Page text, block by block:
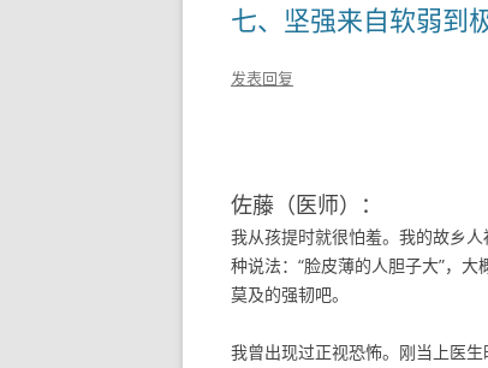
七、坚强来自软弱到
发表回复
佐藤（医师）：
我从孩提时就很怕羞。我的故乡
种说法：“脸皮薄的人胆子大”，
莫及的强韧吧。
我曾出现过正视恐怖。刚当上医